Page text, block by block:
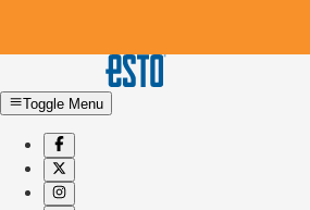
Toggle Menu